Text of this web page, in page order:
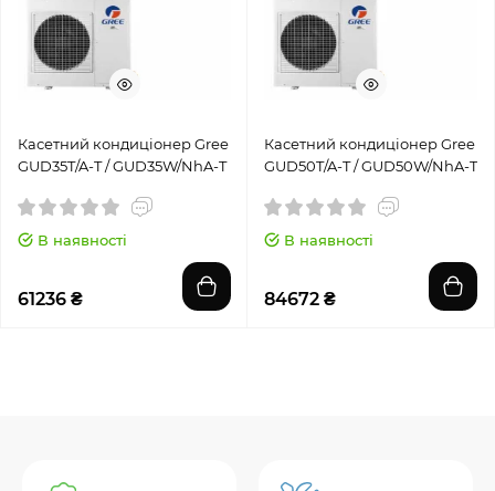
Касетний кондиціонер Gree
GUD35T/A-T / GUD35W/NhA-T
В наявності
61236 ₴
Касетний кондиціонер Gree
GUD50T/A-T / GUD50W/NhA-T
В наявності
84672 ₴